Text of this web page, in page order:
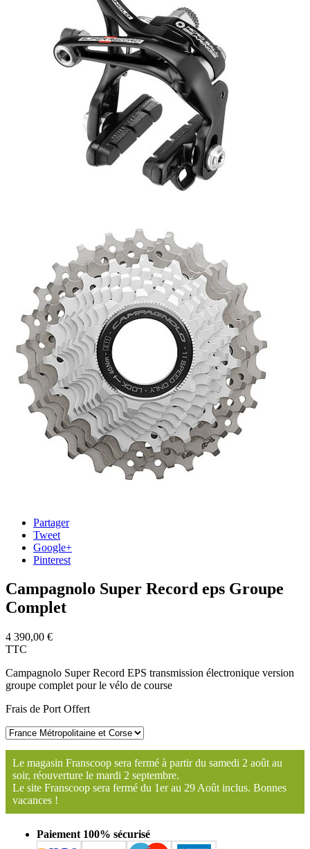
Partager
Tweet
Google+
Pinterest
Campagnolo Super Record eps Groupe
Complet
4 390,00 €
TTC
Campagnolo Super Record EPS transmission électronique version
groupe complet pour le vélo de course
Frais de Port Offert
Le magasin Franscoop sera fermé à partir du samedi 2 août au
soir, réouverture le mardi 2 septembre.
Le site Franscoop sera fermé du 1er au 29 Août inclus. Bonnes
vacances !
Paiement 100% sécurisé